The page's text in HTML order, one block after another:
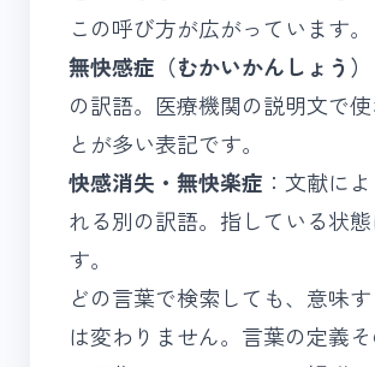
この呼び方が広がっています。
無快感症（むかいかんしょう）
の訳語。医療機関の説明文で
とが多い表記です。
快感消失・無快楽症 ：文献に
れる別の訳語。指している状
す。
どの言葉で検索しても、意味
は変わりません。言葉の定義